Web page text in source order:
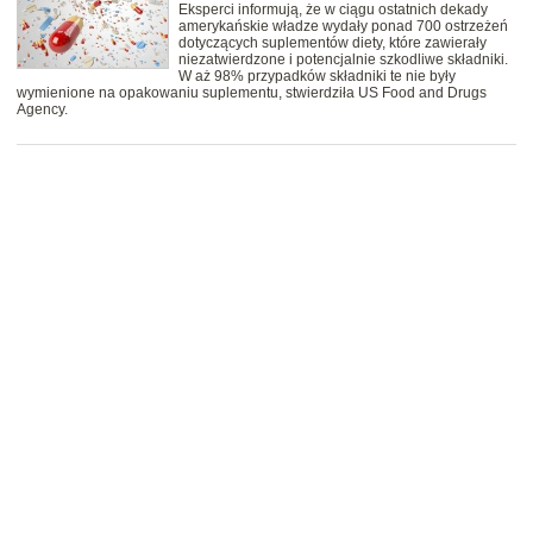
Eksperci informują, że w ciągu ostatnich dekady
amerykańskie władze wydały ponad 700 ostrzeżeń
dotyczących suplementów diety, które zawierały
niezatwierdzone i potencjalnie szkodliwe składniki.
W aż 98% przypadków składniki te nie były
wymienione na opakowaniu suplementu, stwierdziła US Food and Drugs
Agency.